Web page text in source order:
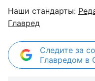
Наши стандарты:
Главред
Следите за
Главредом в